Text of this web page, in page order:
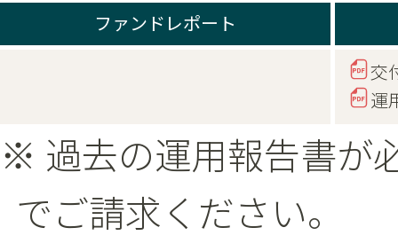
ファンドレポート
交
運
※ 過去の運用報告書が
でご請求ください。